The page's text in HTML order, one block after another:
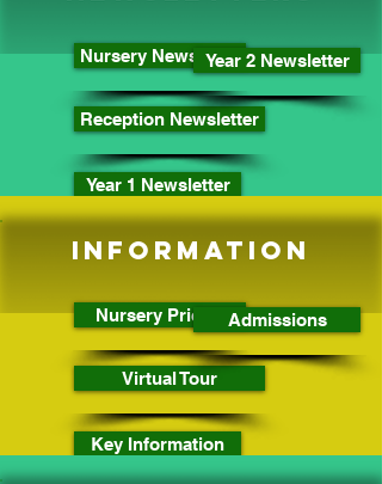
Nursery Newsletter
Reception Newsletter
Year 1 Newsletter
Year 2 Newsletter
Information
Nursery Prices ​
Virtual Tour
Key Information
Admissions